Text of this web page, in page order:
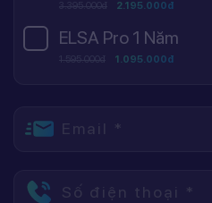
3.395.000đ 2.195.000đ
ELSA Pro 1 Năm
1.595.000đ 1.095.000đ
Email *
Số điện thoại *